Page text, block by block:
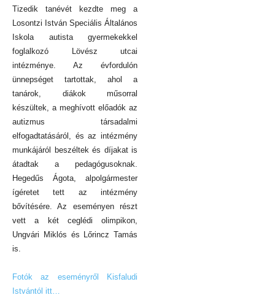
Tizedik tanévét kezdte meg a
Losontzi István Speciális Általános
Iskola autista gyermekekkel
foglalkozó Lövész utcai
intézménye. Az évfordulón
ünnepséget tartottak, ahol a
tanárok, diákok műsorral
készültek, a meghívott előadók az
autizmus társadalmi
elfogadtatásáról, és az intézmény
munkájáról beszéltek és díjakat is
átadtak a pedagógusoknak.
Hegedűs Ágota, alpolgármester
ígéretet tett az intézmény
bővítésére. Az eseményen részt
vett a két ceglédi olimpikon,
Ungvári Miklós és Lőrincz Tamás
is.
Fotók az eseményről Kisfaludi
Istvántól itt…